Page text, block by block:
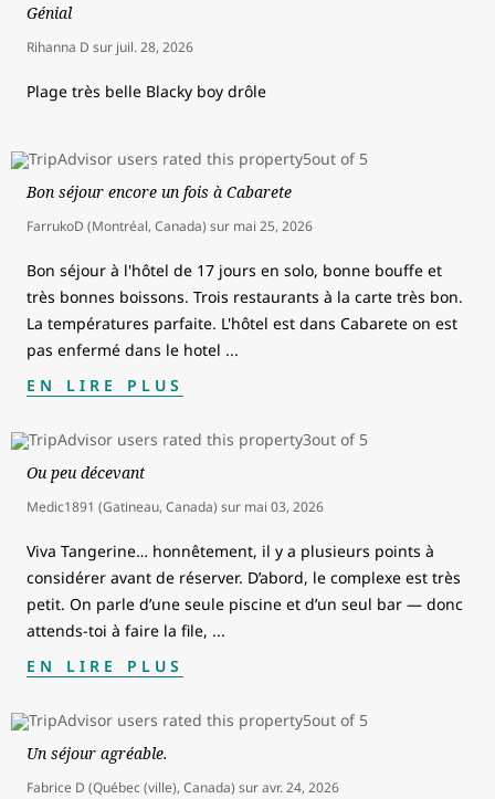
Génial
Rihanna D sur juil. 28, 2026
Plage très belle Blacky boy drôle
Bon séjour encore un fois à Cabarete
FarrukoD (Montréal, Canada) sur mai 25, 2026
Bon séjour à l'hôtel de 17 jours en solo, bonne bouffe et
très bonnes boissons. Trois restaurants à la carte très bon.
La températures parfaite. L'hôtel est dans Cabarete on est
pas enfermé dans le hotel ...
EN LIRE PLUS
Ou peu décevant
Medic1891 (Gatineau, Canada) sur mai 03, 2026
Viva Tangerine… honnêtement, il y a plusieurs points à
considérer avant de réserver. D’abord, le complexe est très
petit. On parle d’une seule piscine et d’un seul bar — donc
attends-toi à faire la file, ...
EN LIRE PLUS
Un séjour agréable.
Fabrice D (Québec (ville), Canada) suravr. 24, 2026